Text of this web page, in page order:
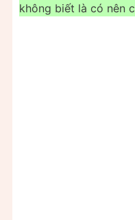
không biết là có nên